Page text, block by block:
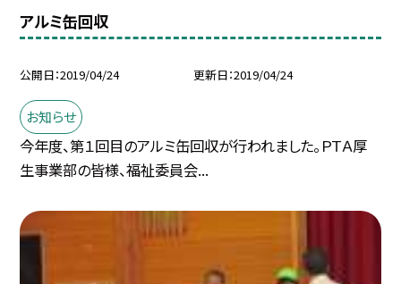
アルミ缶回収
公開日 2019/04/24 更新日 2019/04/24
お知らせ
今年度、第１回目のアルミ缶回収が行われました。ＰＴＡ厚
生事業部の皆様、福祉委員会...